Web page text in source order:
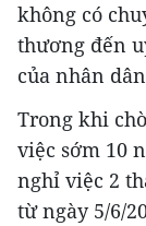
không có
thương đến
của nhân
Trong khi
việc sớm 10
nghỉ việc 2
từ ngày 5/6/